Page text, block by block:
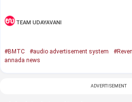
TEAM UDAYAVANI
#BMTC #audio advertisement system
annada news
ADVERTISEMENT